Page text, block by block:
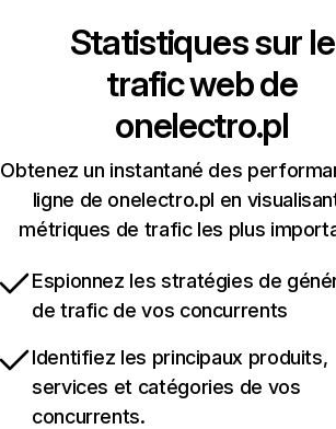
Statistiques sur le
trafic web de
onelectro.pl
Obtenez un instantané des
ligne de onelectro.pl en
métriques de trafic les plus
Espionnez les stratégies de
de trafic de vos concurrents
Identifiez les principaux produits,
services et catégories de vos
concurrents.